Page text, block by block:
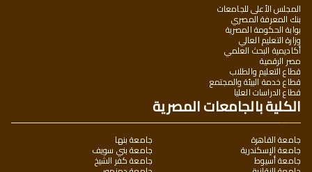
المجلس الأعلى للجامعات
بنك المعرفة المصري
بوابة الحكومة المصرية
وزارة التعليم العالي
أكاديمية البحث العلمي
مصر الرقمية
قطاع التعليم والطلاب
قطاع خدمة البيئة والمجتمع
قطاع الدراسات العليا
الكلية بالجامعات المصرية
جامعة القاهرة
جامعة الإسكندرية
جامعة أسيوط
جامعة بنها
جامعة بني سويف
جامعة كفر الشيخ